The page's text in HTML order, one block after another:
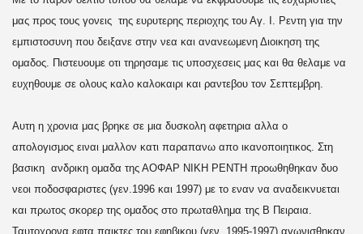
μας προς τους γονεις της ευρυτερης περιοχης του Αγ. Ι. Ρεντη για την
εμπιστοσυνη που δειξανε στην νεα και ανανεωμενη Διοικηση της
ομαδος. Πιστευουμε οτι τηρησαμε τις υποσχεσεις μας και θα θελαμε να
ευχηθουμε σε ολους καλο καλοκαιρι και ραντεβου τον Σεπτεμβρη.
Αυτη η χρονια μας βρηκε σε μια δυσκολη αφετηρια αλλα ο
απολογισμος ειναι μαλλον κατι παραπανω απο ικανοποιητικος. Στη
βασικη ανδρικη ομαδα της ΑΟΦΑΡ ΝΙΚΗ ΡΕΝΤΗ προωθηθηκαν δυο
νεοι ποδοσφαριστες (γεν.1996 και 1997) με το εναν να αναδεικνυεται
και πρωτος σκορερ της ομαδος στο πρωταθλημα της Β Πειραια.
Ταυτοχρονα εφτα παικτες του εφηβικου (γεν. 1995-1997) αγωνισθηκαν